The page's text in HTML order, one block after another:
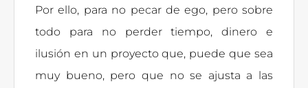
Por ello, para no pecar de ego, pero sobre
todo para no perder tiempo, dinero e
ilusión en un proyecto que, puede que sea
muy bueno, pero que no se ajusta a las